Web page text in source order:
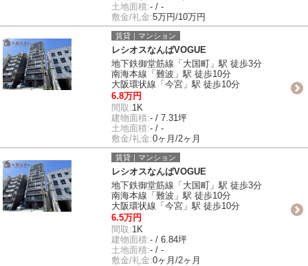
土地面積:- / -
敷金/礼金:5万円/10万円
賃貸｜マンション
レシオスなんばVOGUE
地下鉄御堂筋線「大国町」駅 徒歩3分
南海本線「難波」駅 徒歩10分
大阪環状線「今宮」駅 徒歩10分
6.8万円
間取:1K
建物面積:- / 7.31坪
土地面積:- / -
敷金/礼金:0ヶ月/2ヶ月
賃貸｜マンション
レシオスなんばVOGUE
地下鉄御堂筋線「大国町」駅 徒歩3分
南海本線「難波」駅 徒歩10分
大阪環状線「今宮」駅 徒歩10分
6.5万円
間取:1K
建物面積:- / 6.84坪
土地面積:- / -
敷金/礼金:0ヶ月/2ヶ月